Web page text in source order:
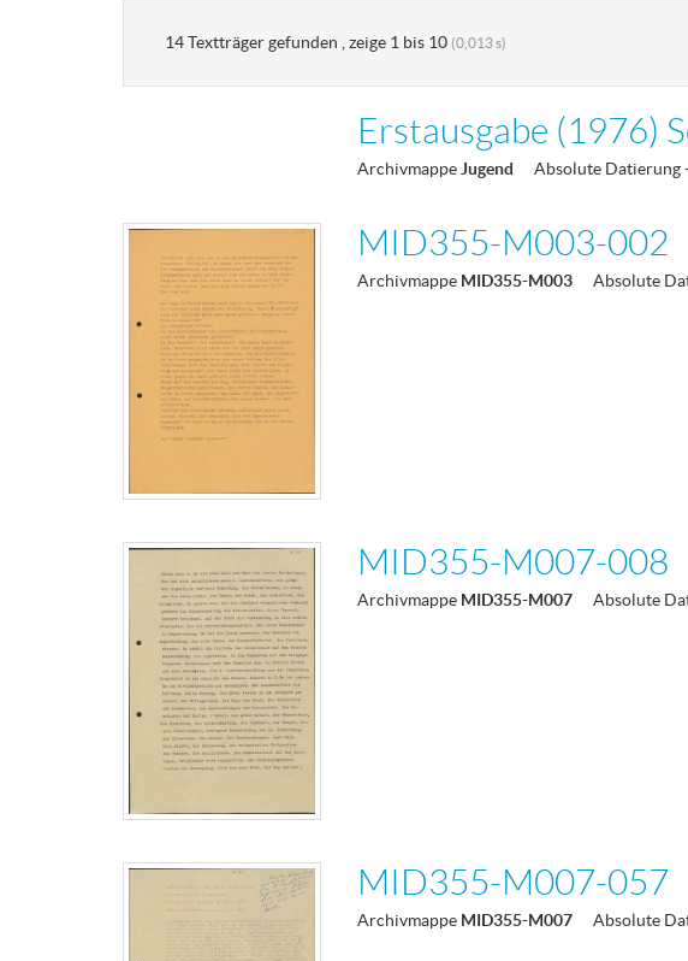
14 Textträger gefunden , zeige 1 bis 10 (0,013 s)
Erstausgabe (1976)
Archivmappe Jugend Absolute Datierung
MID355-M003-002
Archivmappe MID355-M003 Absolute
MID355-M007-008
Archivmappe MID355-M007 Absolute
MID355-M007-057
Archivmappe MID355-M007 Absolute